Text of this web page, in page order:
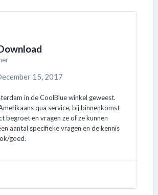
15, 2017
in de CoolBlue winkel geweest.
qua service, bij binnenkomst
begroet en vragen ze of ze kunnen
aantal specifieke vragen en de kennis
goed.